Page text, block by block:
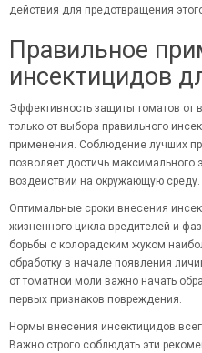
действия для предотвращения
Правильное
инсектицидов
Эффективность защиты томатов от
только от выбора правильного
применения. Соблюдение лучших
позволяет достичь
воздействии на окружающую среду.
Оптимальные сроки внесения
жизненного цикла вредителей и
борьбы с колорадским жуком
обработку в начале появления
от томатной моли важно начать
первых признаков повреждения.
Нормы внесения инсектицидов
Важно строго соблюдать эти